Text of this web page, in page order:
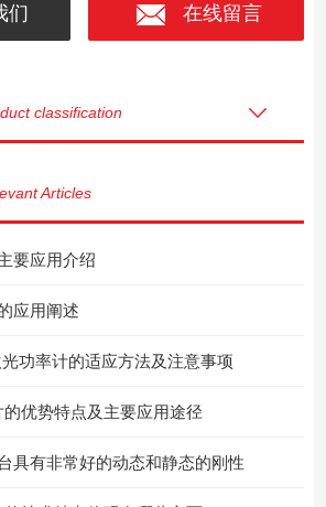
们 在线留言
classification
Articles
要应用介绍
应用阐述
功率计的适应方法及注意事项
优势特点及主要应用途径
具有非常好的动态和静态的刚性